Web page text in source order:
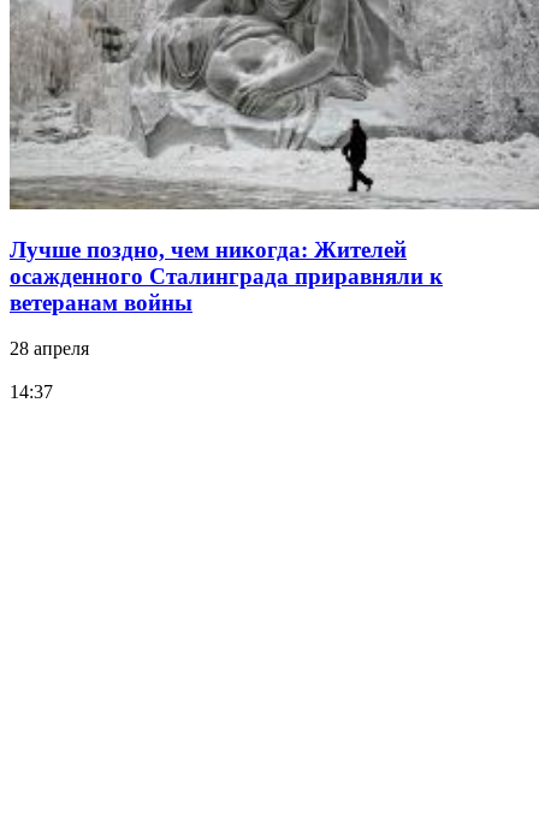
Лучше поздно, чем никогда: Жителей
осажденного Сталинграда приравняли к
ветеранам войны
28 апреля
14:37